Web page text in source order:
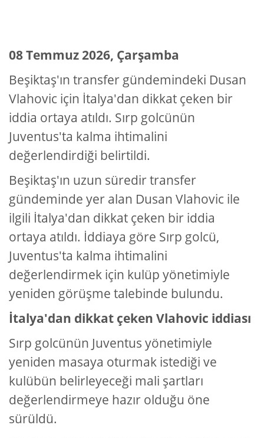
08 Temmuz 2026, Çarşamba
Beşiktaş'ın transfer gündemindeki Dusan
Vlahovic için İtalya'dan dikkat çeken bir
iddia ortaya atıldı. Sırp golcünün
Juventus'ta kalma ihtimalini
değerlendirdiği belirtildi.
Beşiktaş'ın uzun süredir transfer
gündeminde yer alan Dusan Vlahovic ile
ilgili İtalya'dan dikkat çeken bir iddia
ortaya atıldı. İddiaya göre Sırp golcü,
Juventus'ta kalma ihtimalini
değerlendirmek için kulüp yönetimiyle
yeniden görüşme talebinde bulundu.
İtalya'dan dikkat çeken Vlahovic iddiası
Sırp golcünün Juventus yönetimiyle
yeniden masaya oturmak istediği ve
kulübün belirleyeceği mali şartları
değerlendirmeye hazır olduğu öne
sürüldü.